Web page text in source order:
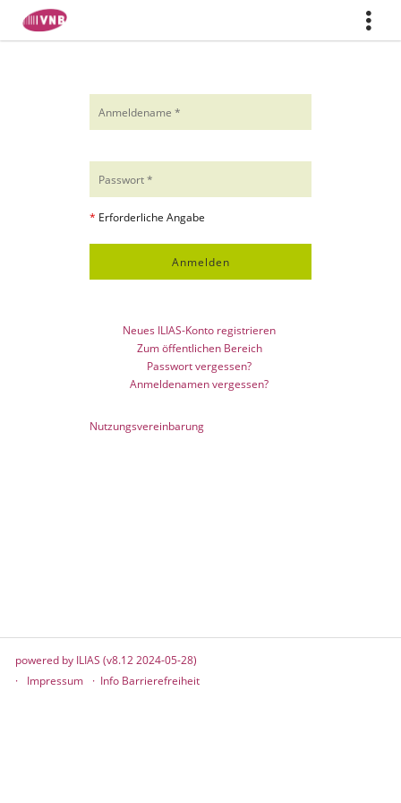
* Erforderliche Angabe
Neues ILIAS-Konto registrieren
Zum öffentlichen Bereich
Passwort vergessen?
Anmeldenamen vergessen?
Nutzungsvereinbarung
powered by ILIAS (v8.12 2024-05-28)
Impressum
Info Barrierefreiheit